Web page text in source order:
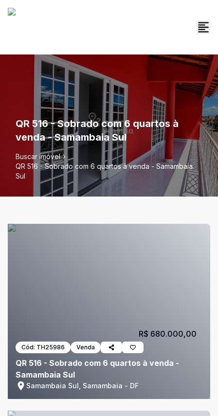
QR 516 - Sobrado com 6 quartos à
venda - Samambaia Sul
Buscar imóvel
QR 516 - Sobrado com 6 quartos à venda - Samambaia
Sul
Cód: TH25986 Venda
QR 516 - Sobrado com 6 quartos à venda -
Samambaia Sul
Samambaia Sul, Samambaia - DF
R$ 680.000,00